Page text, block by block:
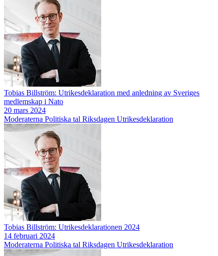
Tobias Billström: Utrikesdeklaration med anledning av Sveriges
medlemskap i Nato
20 mars 2024
Moderaterna Politiska tal Riksdagen Utrikesdeklaration
Tobias Billström: Utrikesdeklarationen 2024
14 februari 2024
Moderaterna Politiska tal Riksdagen Utrikesdeklaration